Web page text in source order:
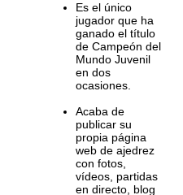
Es el único
jugador que ha
ganado el título
de Campeón del
Mundo Juvenil
en dos
ocasiones.
Acaba de
publicar su
propia página
web de ajedrez
con fotos,
vídeos, partidas
en directo, blog